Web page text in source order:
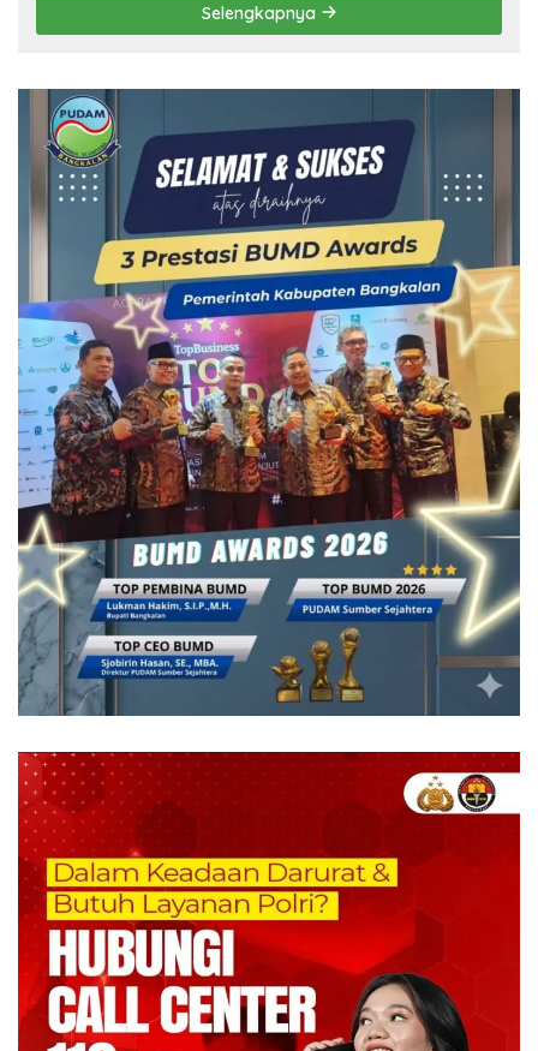
Selengkapnya